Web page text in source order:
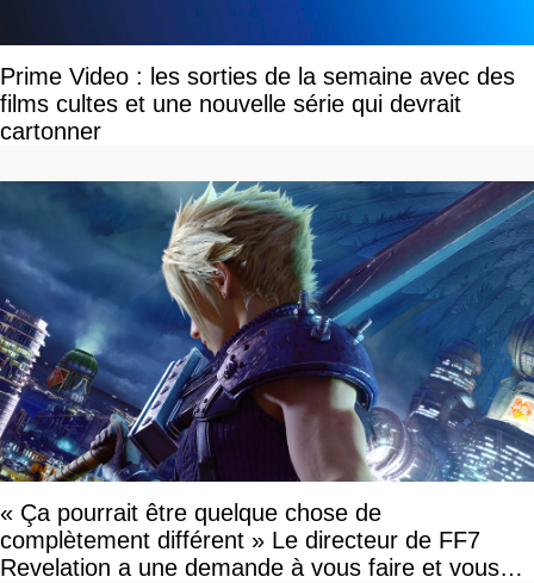
Prime Video : les sorties de la semaine avec des
films cultes et une nouvelle série qui devrait
cartonner
« Ça pourrait être quelque chose de
complètement différent » Le directeur de FF7
Revelation a une demande à vous faire et vous